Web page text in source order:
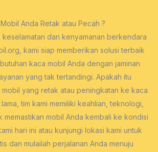
Anda Retak atau Pecah ?
keselamatan dan kenyamanan berkendara
kami siap memberikan solusi terbaik
kaca mobil Anda dengan jaminan
yang tak tertandingi. Apakah itu
yang retak atau peningkatan ke kaca
tim kami memiliki keahlian, teknologi,
memastikan mobil Anda kembali ke kondisi
hari ini atau kunjungi lokasi kami untuk
dan mulailah perjalanan Anda menuju